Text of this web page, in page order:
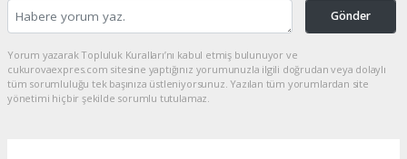
Gönder
Yorum yazarak Topluluk Kuralları’nı kabul etmiş bulunuyor ve
cukurovaexpres.com sitesine yaptığınız yorumunuzla ilgili doğrudan veya dolaylı
tüm sorumluluğu tek başınıza üstleniyorsunuz. Yazılan tüm yorumlardan site
yönetimi hiçbir şekilde sorumlu tutulamaz.